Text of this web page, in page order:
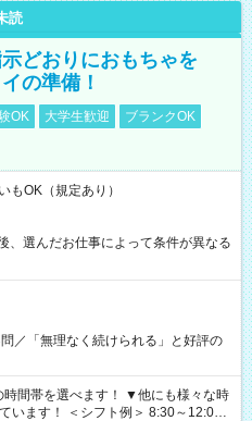
読
どおりにおもちゃを
の準備！
OK 大学生歓迎
ブランクOK
OK（規定あり）
、選んだお仕事によって条件が異なる
／「無理なく続けられる」と好評の
べます！ ▼他にも様々な時
います！ ＜シフト例＞ 8:30～12:00